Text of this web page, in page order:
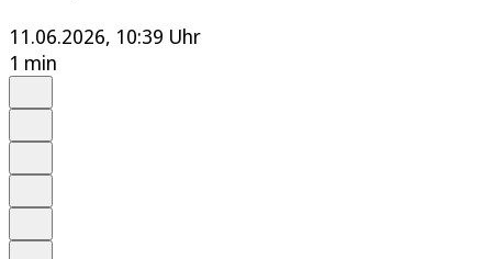
11.06.2026, 10:39 Uhr
1 min